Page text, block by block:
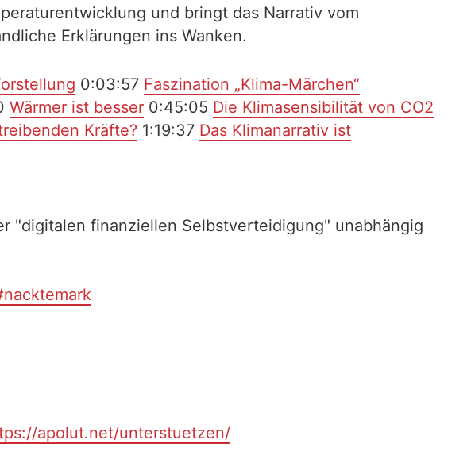
und bringt das Narrativ vom
Erklärungen ins Wanken.
0:03:57 Faszination „Klima-Märchen“
Wärmer ist besser 0:45:05 Die Klimasensibilität von CO2
Kräfte? 1:19:37 Das Klimanarrativ ist
"digitalen finanziellen Selbstverteidigung" unabhängig
apolut.net/unterstuetzen/